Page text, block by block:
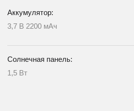
Аккумулятор:
3,7 В 2200 мАч
Солнечная панель:
1,5 Вт